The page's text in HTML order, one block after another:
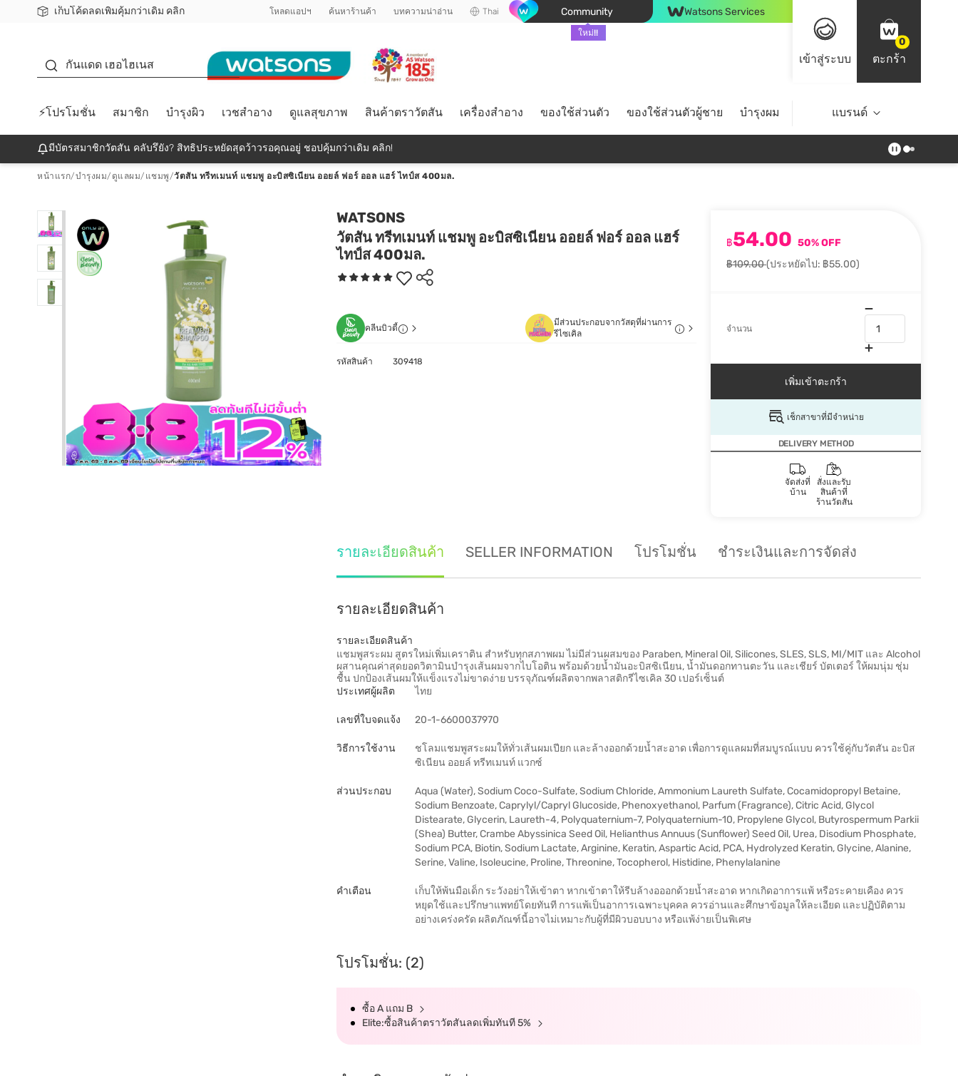
เก็บโค้ดลดเพิ่มคุ้มกว่าเดิม คลิก
ชอปออนไลน์ครั้งแรก ลดเพิ่มจุก ๆ 10%! 🎉
📦ส่งฟรี! เมื่อชอป 499฿
สมาชิกวัตสัน คลับดียังไง? โหลดแอปฯ ค้นหาร้านค้า บทความน่าอ่าน Thai Community
ใหม่!!
Watsons Services
เข้าสู่ระบบ
0
ตะกร้า
กันแดด เฮอไฮเนส
⚡โปรโมชั่น สมาชิก บำรุงผิว เวชสำอาง ดูแลสุขภาพ สินค้าตราวัตสัน เครื่องสำอาง ของใช้ส่วนตัว ของใช้ส่วนตัวผู้ชาย บำรุงผม ไลฟ์สไตล์ Top Brands
แบรนด์
มีบัตรสมาชิกวัตสัน คลับรึยัง? สิทธิประหยัดสุดว้าวรอคุณอยู่ ชอปคุ้มกว่าเดิม คลิก!
หน้าแรก/บำรุงผม/ ดูแลผม/ แชมพู/วัตสัน ทรีทเมนท์ แชมพู อะบิสซิเนียน ออยล์ ฟอร์ ออล แฮร์ ไทป์ส 400มล.
WATSONS
วัตสัน ทรีทเมนท์ แชมพู อะบิสซิเนียน ออยล์ ฟอร์ ออล แฮร์
ไทป์ส 400มล.
฿54.00 50% OFF
฿109.00(ประหยัดไป: ฿55.00)
จำนวน
เพิ่มเข้าตะกร้า
เช็กสาขาที่มีจำหน่าย
DELIVERY METHOD
จัดส่งที่
บ้าน
สั่งและรับ
สินค้าที่
ร้านวัตสัน
คลีนบิวตี้
มีส่วนประกอบจากวัสดุที่ผ่านการ
รีไซเคิล
รหัสสินค้า 309418
รายละเอียดสินค้า SELLER INFORMATION โปรโมชั่น ชำระเงินและการจัดส่ง
รายละเอียดสินค้า
รายละเอียดสินค้า
แชมพูสระผม สูตรใหม่เพิ่มเคราติน สำหรับทุกสภาพผม ไม่มีส่วนผสมของ Paraben, Mineral Oil, Silicones, SLES, SLS, MI/MIT และ Alcohol
ผสานคุณค่าสุดยอดวิตามินบำรุงเส้นผมจากไบโอติน พร้อมด้วยน้ำมันอะบิสซิเนียน, น้ำมันดอกทานตะวัน และเชียร์ บัตเตอร์ ให้ผมนุ่ม ชุ่ม
ชื้น ปกป้องเส้นผมให้แข็งแรงไม่ขาดง่าย บรรจุภัณฑ์ผลิตจากพลาสติกรีไซเคิล 30 เปอร์เซ็นต์
ประเทศผู้ผลิต
ไทย
เลขที่ใบจดแจ้ง 20-1-6600037970
วิธีการใช้งาน
ชโลมแชมพูสระผมให้ทั่วเส้นผมเปียก และล้างออกด้วยน้ำสะอาด เพื่อการดูแลผมที่สมบูรณ์แบบ ควรใช้คู่กับวัตสัน อะบิส
ซิเนียน ออยล์ ทรีทเมนท์ แวกซ์
ส่วนประกอบ
Aqua (Water), Sodium Coco-Sulfate, Sodium Chloride, Ammonium Laureth Sulfate, Cocamidopropyl Betaine,
Sodium Benzoate, Caprylyl/Capryl Glucoside, Phenoxyethanol, Parfum (Fragrance), Citric Acid, Glycol
Distearate, Glycerin, Laureth-4, Polyquaternium-7, Polyquaternium-10, Propylene Glycol, Butyrospermum Parkii
(Shea) Butter, Crambe Abyssinica Seed Oil, Helianthus Annuus (Sunflower) Seed Oil, Urea, Disodium Phosphate,
Sodium PCA, Biotin, Sodium Lactate, Arginine, Keratin, Aspartic Acid, PCA, Hydrolyzed Keratin, Glycine, Alanine,
Serine, Valine, Isoleucine, Proline, Threonine, Tocopherol, Histidine, Phenylalanine
คำเตือน
เก็บให้พ้นมือเด็ก ระวังอย่าให้เข้าตา หากเข้าตาให้รีบล้างอออกด้วยน้ำสะอาด หากเกิดอาการแพ้ หรือระคายเคือง ควร
หยุดใช้และปรึกษาแพทย์โดยทันที การแพ้เป็นอาการเฉพาะบุคคล ควรอ่านและศึกษาข้อมูลให้ละเอียด และปฏิบัติตาม
อย่างเคร่งครัด ผลิตภัณฑ์นี้อาจไม่เหมาะกับผู้ที่มีผิวบอบบาง หรือแพ้ง่ายเป็นพิเศษ
โปรโมชั่น: (2)
ซื้อ A แถม B
Elite:ซื้อสินค้าตราวัตสันลดเพิ่มทันที 5%